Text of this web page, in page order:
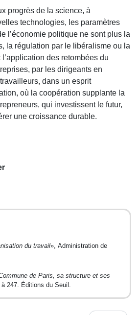
progrès de la science, à
technologies, les paramètres
l’économie politique ne sont plus la
la régulation par le libéralisme ou la
des retombées du
par les dirigeants en
dans un esprit
où la coopération supplante la
qui investissent le futur,
une croissance durable.
du travail», Administration de
de Paris, sa structure et ses
247. Éditions du Seuil.